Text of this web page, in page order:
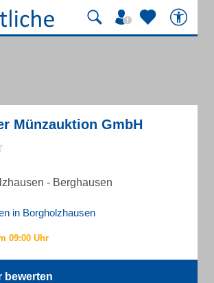
Münzauktion GmbH
- Berghausen
in Borgholzhausen
bewerten